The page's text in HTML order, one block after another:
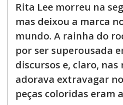
Rita Lee morreu na
mas deixou a marca
mundo. A rainha do
por ser superousada
discursos e, claro, nas
adorava extravagar
peças coloridas eram